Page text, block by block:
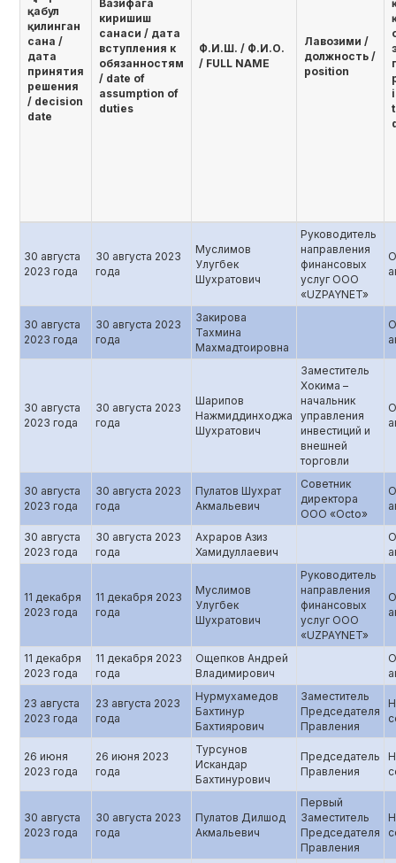
қабул
қилинган
сана /
дата
принятия
решения
/ decision
date
Вазифага
киришиш
санаси / дата
вступления к
обязанностям
/ date of
assumption of
duties
Ф.И.Ш. / Ф.И.О.
/ FULL NAME
Лавозими /
должность /
position
30 августа
2023 года
30 августа 2023
года
Муслимов
Улугбек
Шухратович
Руководитель
направления
финансовых
услуг ООО
«UZPAYNET»
30 августа
2023 года
30 августа 2023
года
Закирова
Тахмина
Махмадтоировна
30 августа
2023 года
30 августа 2023
года
Шарипов
Нажмиддинходжа
Шухратович
Заместитель
Хокима –
начальник
управления
инвестиций и
внешней
торговли
30 августа
2023 года
30 августа 2023
года
Пулатов Шухрат
Акмальевич
Советник
директора
ООО «Octo»
30 августа
2023 года
30 августа 2023
года
Ахраров Азиз
Хамидуллаевич
11 декабря
2023 года
11 декабря 2023
года
Муслимов
Улугбек
Шухратович
Руководитель
направления
финансовых
услуг ООО
«UZPAYNET»
11 декабря
2023 года
11 декабря 2023
года
Ощепков Андрей
Владимирович
23 августа
2023 года
23 августа 2023
года
Нурмухамедов
Бахтинур
Бахтиярович
Заместитель
Председателя
Правления
26 июня
2023 года
26 июня 2023
года
Турсунов
Искандар
Бахтинурович
Председатель
Правления
30 августа
2023 года
30 августа 2023
года
Пулатов Дилшод
Акмальевич
Первый
Заместитель
Председателя
Правления